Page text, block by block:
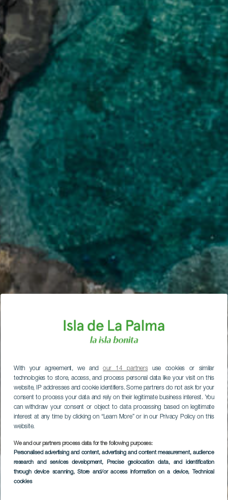
With your agreement, we andour 14 partnersuse cookies or similar
technologies to store, access, and process personal data like your visit on this
website, IP addresses and cookie identifiers. Some partners do not ask for your
consent to process your data and rely on their legitimate business interest. You
can withdraw your consent or object to data processing based on legitimate
interest at any time by clicking on “Learn More” or in our Privacy Policy on this
website.
We and our partners process data for the following purposes:
Personalised advertising and content, advertising and content measurement, audience
research and services development, Precise geolocation data, and identification
through device scanning, Store and/or access information on a device, Technical
cookies